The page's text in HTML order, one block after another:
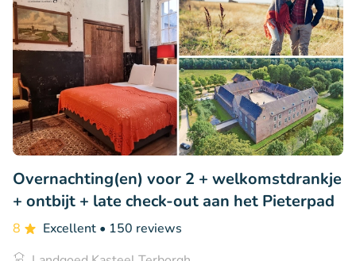
Overnachting(en) voor 2 + welkomstdrankje
+ ontbijt + late check-out aan het Pieterpad
8 Excellent • 150 reviews